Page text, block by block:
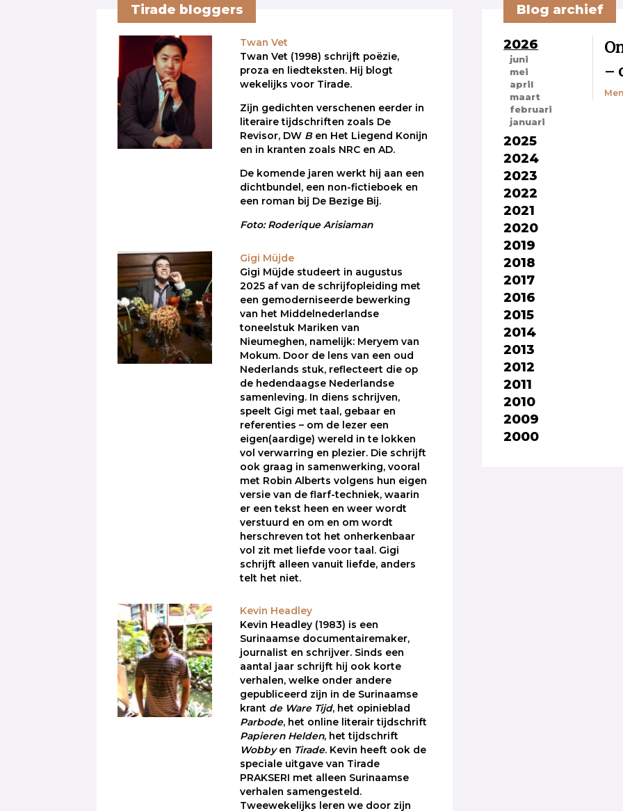
Tirade bloggers
Twan Vet
Twan Vet (1998) schrijft poëzie,
proza en liedteksten. Hij blogt
wekelijks voor Tirade.
Zijn gedichten verschenen eerder in
literaire tijdschriften zoals De
Revisor, DW B en Het Liegend Konijn
en in kranten zoals NRC en AD.
De komende jaren werkt hij aan een
dichtbundel, een non-fictieboek en
een roman bij De Bezige Bij.
Foto: Roderique Arisiaman
Gigi Müjde
Gigi Müjde studeert in augustus
2025 af van de schrijfopleiding met
een gemoderniseerde bewerking
van het Middelnederlandse
toneelstuk Mariken van
Nieumeghen, namelijk: Meryem van
Mokum. Door de lens van een oud
Nederlands stuk, reflecteert die op
de hedendaagse Nederlandse
samenleving. In diens schrijven,
speelt Gigi met taal, gebaar en
referenties – om de lezer een
eigen(aardige) wereld in te lokken
vol verwarring en plezier. Die schrijft
ook graag in samenwerking, vooral
met Robin Alberts volgens hun eigen
versie van de flarf-techniek, waarin
er een tekst heen en weer wordt
verstuurd en om en om wordt
herschreven tot het onherkenbaar
vol zit met liefde voor taal. Gigi
schrijft alleen vanuit liefde, anders
telt het niet.
Kevin Headley
Kevin Headley (1983) is een
Surinaamse documentairemaker,
journalist en schrijver. Sinds een
aantal jaar schrijft hij ook korte
verhalen, welke onder andere
gepubliceerd zijn in de Surinaamse
krant de Ware Tijd, het opinieblad
Parbode, het online literair tijdschrift
Papieren Helden, het tijdschrift
Wobbyen Tirade. Kevin heeft ook de
speciale uitgave van Tirade
PRAKSERI met alleen Surinaamse
verhalen samengesteld.
Tweewekelijks leren we door zijn
Blog archief
2026
juni
mei
april
maart
februari
januari
2025
2024
2023
2022
2021
2020
2019
2018
2017
2016
2015
2014
2013
2012
2011
2010
2009
2000
–